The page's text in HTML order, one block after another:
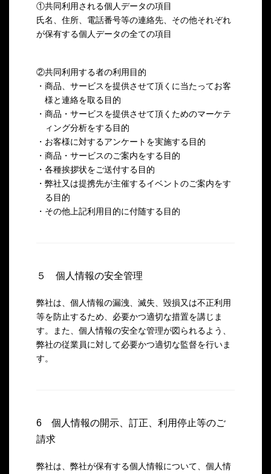
①共同利用される個人データの項目
氏名、住所、電話番号等の連絡先、その他それぞれ
が保有する個人データの全ての項目
②共同利用する者の利用目的
・商品、サービスを提供させて頂くに当たってお客
様と連絡を取る目的
・商品・サービスを提供させて頂くためのマーケテ
ィング分析をする目的
・お客様に対するアンケートを実施する目的
・商品・サービスのご案内をする目的
・各種挨拶状をご送付する目的
・弊社又は提携先が主催するイベントのご案内をす
る目的
・その他上記利用目的に付随する目的
５ 個人情報の安全管理
弊社は、個人情報の漏洩、滅失、毀損又は不正利用
等を防止するため、必要かつ適切な措置を講じま
す。また、個人情報の安全な管理が図られるよう、
弊社の従業員に対して必要かつ適切な監督を行いま
す。
6 個人情報の開示、訂正、利用停止等のご
請求
弊社は、弊社が保有する個人情報について、個人情